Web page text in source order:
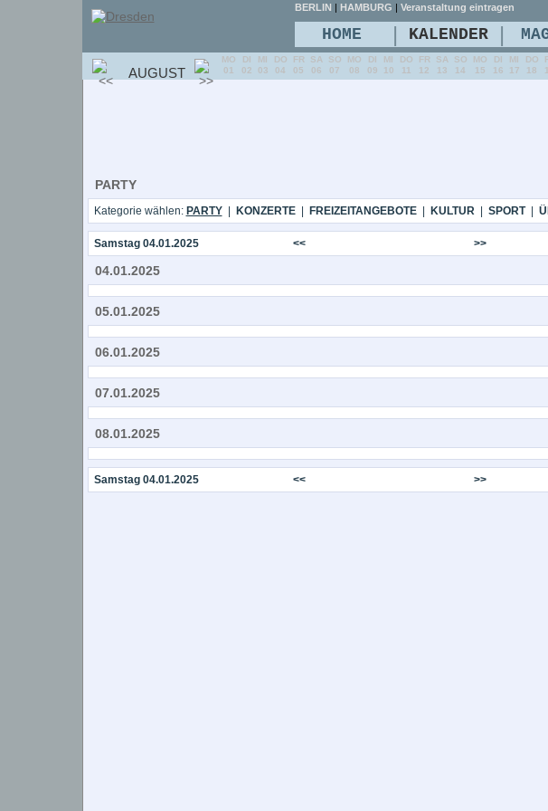
PARTY
Kategorie wählen: PARTY| KONZERTE| FREIZEITANGEBOTE| KULTUR| SPORT|
Samstag 04.01.2025 << >>
04.01.2025
05.01.2025
06.01.2025
07.01.2025
08.01.2025
Samstag 04.01.2025 << >>
BERLIN | HAMBURG | Veranstaltung eintragen
HOME | KALENDER |
AUGUST
MO
01
DI
02
MI
03
DO
04
FR
05
SA
06
SO
07
MO
08
DI
09
MI
10
DO
11
FR
12
SA
13
SO
14
MO
15
DI
16
MI
17
DO
18